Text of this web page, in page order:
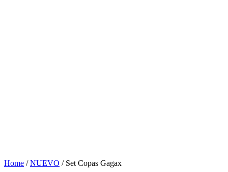
Home /NUEVO / Set Copas Gagax